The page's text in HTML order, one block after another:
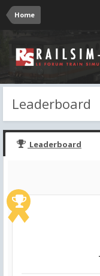
Home
Leaderboard
Leaderboard